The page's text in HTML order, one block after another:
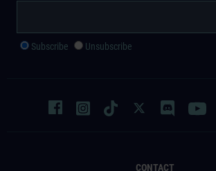
CONTACT
Subscribe Unsubscribe